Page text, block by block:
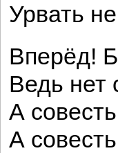
Урвать
Вперёд!
Ведь нет
А
А